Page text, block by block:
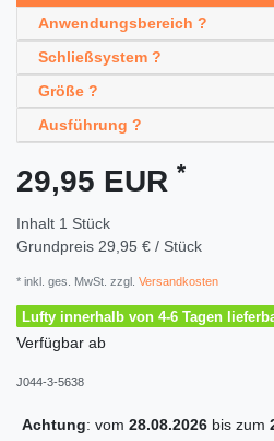
Anwendungsbereich ?
Schließsystem ?
Größe ?
Ausführung ?
29,95 EUR *
Inhalt 1 Stück
Grundpreis 29,95 € / Stück
* inkl. ges. MwSt. zzgl. Versandkosten
Lufty innerhalb von 4-6 Tagen
Verfügbar ab
J044-3-5638
Achtung: vom 28.08.2026 bis zum